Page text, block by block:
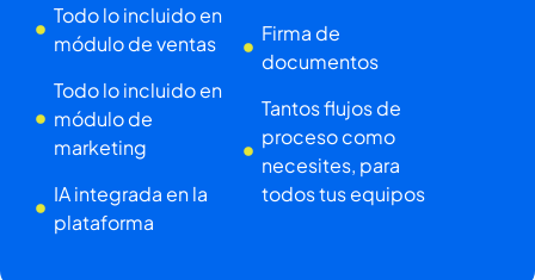
Todo lo incluido en
módulo de ventas
Todo lo incluido en
módulo de
marketing
IA integrada en la
plataforma
Firma de
documentos
Tantos flujos de
proceso como
necesites, para
todos tus equipos